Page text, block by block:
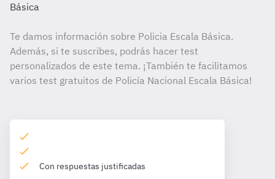
Básica
Te damos información sobre Policia Escala Básica.
Además, si te suscribes, podrás hacer test
personalizados de este tema. ¡También te facilitamos
varios test gratuitos de Policía Nacional Escala Básica!
Con respuestas justificadas